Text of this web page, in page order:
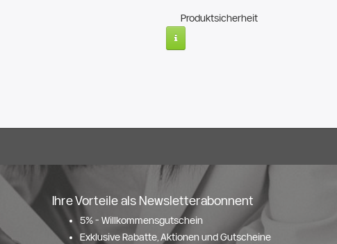
Produktsicherheit
Ihre Vorteile als Newsletterabonnent
5% - Willkommensgutschein
Exklusive Rabatte, Aktionen und Gutscheine